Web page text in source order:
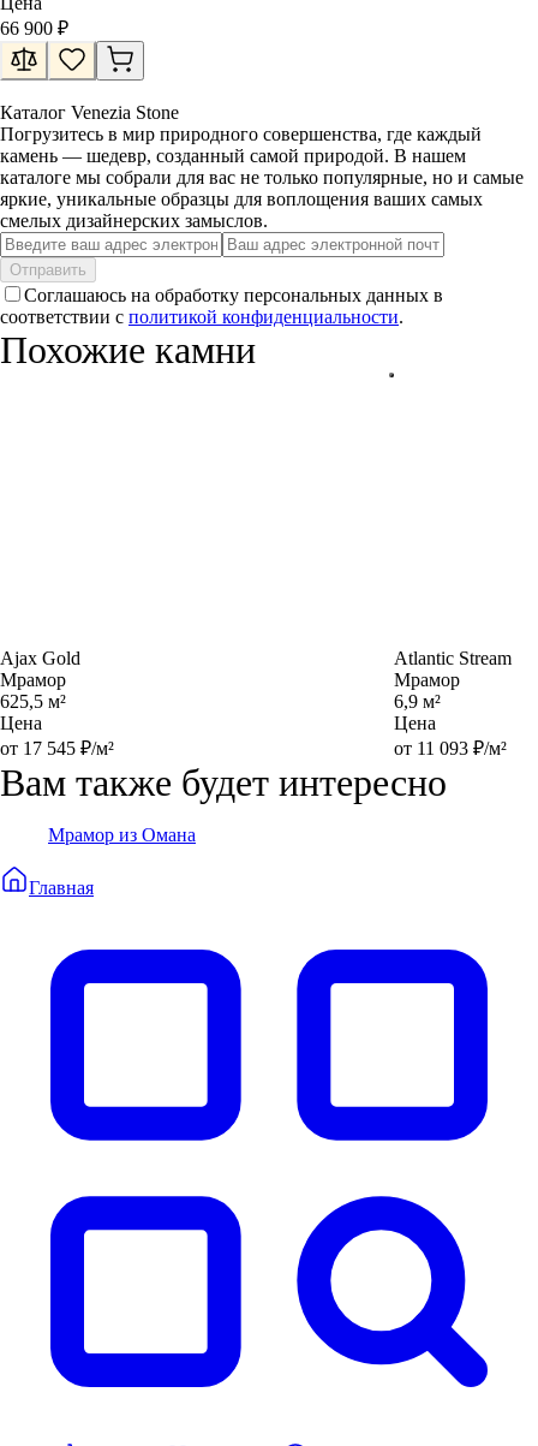
66 900 ₽
Каталог Venezia Stone
Погрузитесь в мир природного совершенства, где каждый
камень — шедевр, созданный самой природой. В нашем
каталоге мы собрали для вас не только популярные, но и самые
яркие, уникальные образцы для воплощения ваших самых
смелых дизайнерских замыслов.
Отправить
Соглашаюсь на обработку персональных данных в
соответствии с политикой конфиденциальности.
Похожие камни
Ajax Gold
Мрамор
625,5 м²
Цена
от 17 545 ₽/м²
Atlantic Stream
Мрамор
6,9 м²
Цена
от 11 093 ₽/м²
Вам также будет интересно
Мрамор из Омана
Главная